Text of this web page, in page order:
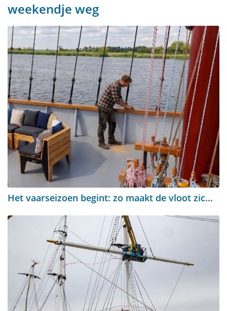
weekendje weg
Het vaarseizoen begint: zo maakt de vloot zich klaar